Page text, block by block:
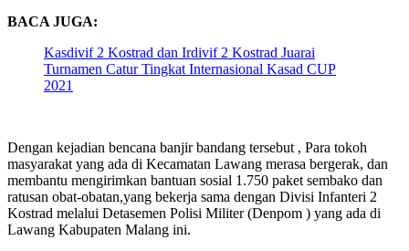
BACA JUGA:
Kasdivif 2 Kostrad dan Irdivif 2 Kostrad Juarai
Turnamen Catur Tingkat Internasional Kasad CUP
2021
Dengan kejadian bencana banjir bandang tersebut , Para tokoh
masyarakat yang ada di Kecamatan Lawang merasa bergerak, dan
membantu mengirimkan bantuan sosial 1.750 paket sembako dan
ratusan obat-obatan,yang bekerja sama dengan Divisi Infanteri 2
Kostrad melalui Detasemen Polisi Militer (Denpom ) yang ada di
Lawang Kabupaten Malang ini.